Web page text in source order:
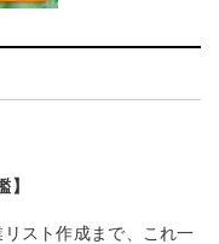
スト作成まで、これ一